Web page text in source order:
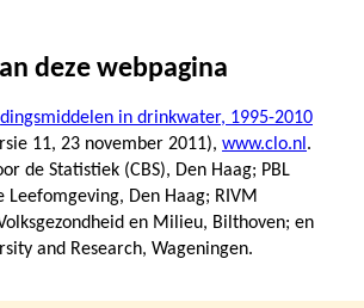
deze webpagina
in drinkwater, 1995-2010
11, 23 november 2011), www.clo.nl .
de Statistiek (CBS), Den Haag; PBL
Leefomgeving, Den Haag; RIVM
en Milieu, Bilthoven; en
and Research, Wageningen.